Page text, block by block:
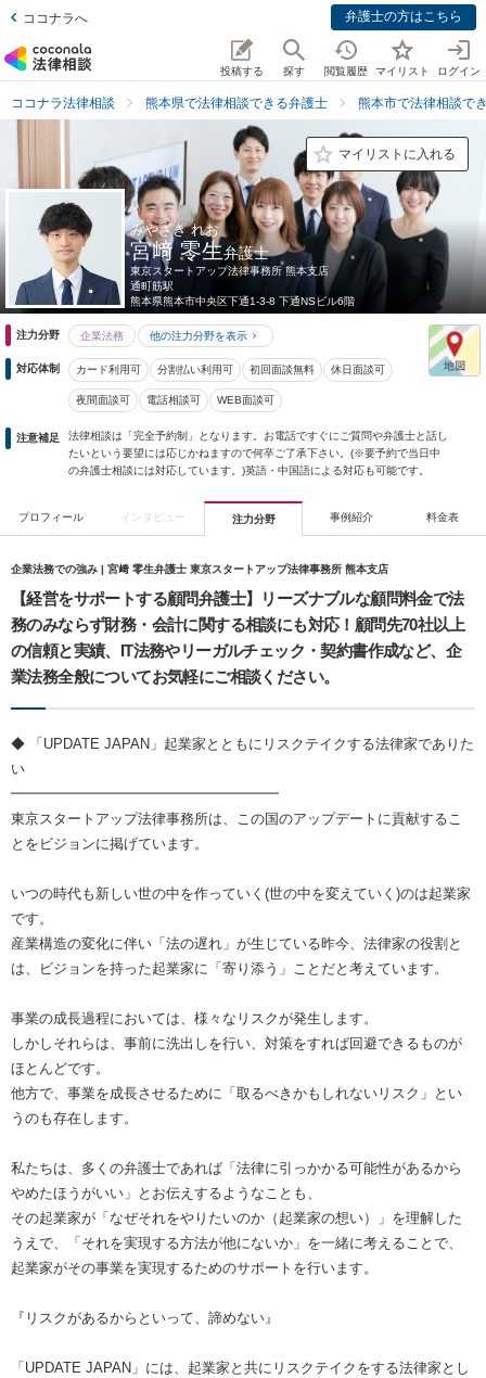
ココナラへ 弁護士の方はこちら
投稿する 探す 閲覧履歴 マイリスト ログイン
ココナラ法律相談 熊本県で法律相談できる弁護士 熊本市で法律相談で
マイリストに入れる
みやざき れお
宮﨑 零生弁護士
東京スタートアップ法律事務所 熊本支店
通町筋駅
熊本県熊本市中央区下通1-3-8 下通NSビル6階
注力分野 企業法務 他の注力分野を表示
対応体制 カード利用可 分割払い利用可 初回面談無料 休日面談可
夜間面談可 電話相談可 WEB面談可
注意補足
法律相談は「完全予約制」となります。お電話ですぐにご質問や弁護士と話し
たいという要望には応じかねますので何卒ご了承下さい。(※要予約で当日中
の弁護士相談には対応しています。)英語・中国語による対応も可能です。
プロフィール インタビュー 注力分野 事例紹介 料金表
企業法務での強み | 宮﨑 零生弁護士 東京スタートアップ法律事務所 熊本支店
【経営をサポートする顧問弁護士】リーズナブルな顧問料金で法
務のみならず財務・会計に関する相談にも対応！顧問先70社以上
の信頼と実績、IT法務やリーガルチェック・契約書作成など、企
業法務全般についてお気軽にご相談ください。
◆ 「UPDATE JAPAN」起業家とともにリスクテイクする法律家でありた
い
━━━━━━━━━━━━━━━━━━━
東京スタートアップ法律事務所は、この国のアップデートに貢献するこ
とをビジョンに掲げています。
いつの時代も新しい世の中を作っていく(世の中を変えていく)のは起業家
です。
産業構造の変化に伴い「法の遅れ」が生じている昨今、法律家の役割と
は、ビジョンを持った起業家に「寄り添う」ことだと考えています。
事業の成長過程においては、様々なリスクが発生します。
しかしそれらは、事前に洗出しを行い、対策をすれば回避できるものが
ほとんどです。
他方で、事業を成長させるために「取るべきかもしれないリスク」とい
うのも存在します。
私たちは、多くの弁護士であれば「法律に引っかかる可能性があるから
やめたほうがいい」とお伝えするようなことも、
その起業家が「なぜそれをやりたいのか（起業家の想い）」を理解した
うえで、「それを実現する方法が他にないか」を一緒に考えることで、
起業家がその事業を実現するためのサポートを行います。
『リスクがあるからといって、諦めない』
「UPDATE JAPAN」には、起業家と共にリスクテイクをする法律家とし